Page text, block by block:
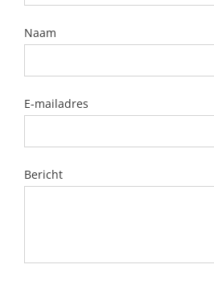
Naam
E-mailadres
Bericht